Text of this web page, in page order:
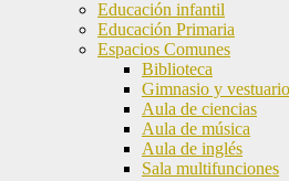
Educación infantil
Educación Primaria
Espacios Comunes
Biblioteca
Gimnasio y
Aula de ciencias
Aula de música
Aula de inglés
Sala multifunciones